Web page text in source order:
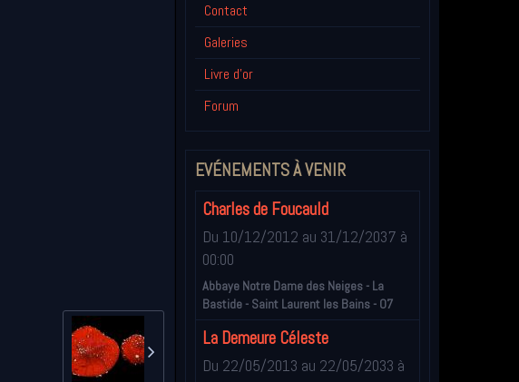
Contact
Galeries
Livre d'or
Forum
EVÉNEMENTS À VENIR
Charles de Foucauld
Du 10/12/2012 au 31/12/2037 à
00:00
Abbaye Notre Dame des Neiges - La
Bastide - Saint Laurent les Bains - 07
La Demeure Céleste
Du 22/05/2013 au 22/05/2033 à